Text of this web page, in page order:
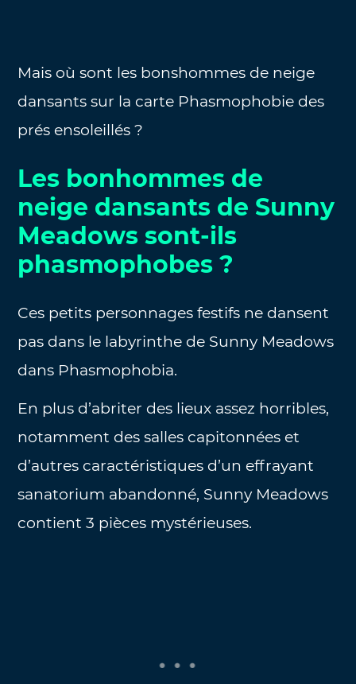
Mais où sont les bonshommes de neige
dansants sur la carte Phasmophobie des
prés ensoleillés ?
Les bonhommes de
neige dansants de Sunny
Meadows sont-ils
phasmophobes ?
Ces petits personnages festifs ne dansent
pas dans le labyrinthe de Sunny Meadows
dans Phasmophobia.
En plus d’abriter des lieux assez horribles,
notamment des salles capitonnées et
d’autres caractéristiques d’un effrayant
sanatorium abandonné, Sunny Meadows
contient 3 pièces mystérieuses.